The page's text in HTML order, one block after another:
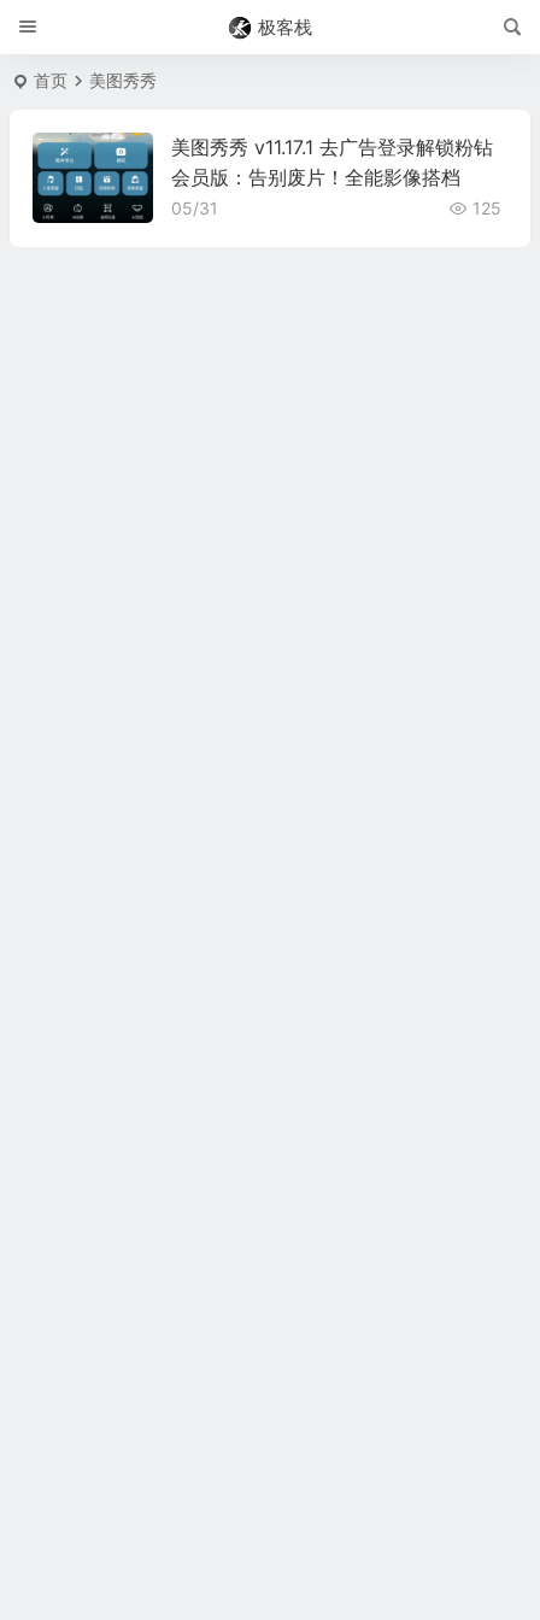
极客栈
首页 美图秀秀
美图秀秀 v11.17.1 去广告登录解锁粉钻
会员版：告别废片！全能影像搭档
05/31 125